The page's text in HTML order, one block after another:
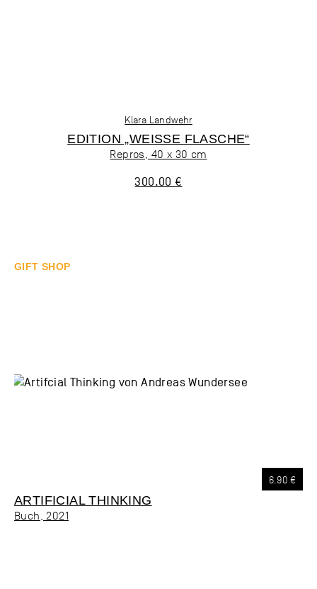
Klara Landwehr
EDITION „WEISSE FLASCHE“
Repros, 40 x 30 cm
300.00 €
GIFT SHOP
6.90 €
ARTIFICIAL THINKING
Buch, 2021